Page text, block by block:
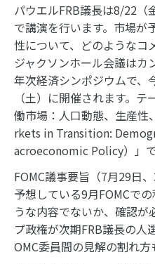
パウエルFRB議長は8/22（
で講演を行います。市場が
性について、どのようなコ
ジャクソンホール会議はカ
年次経済シンポジウムで、
（土）に開催されます。
働市場：人口動態、生産性
rkets in Transition:
acroeconomic Policy）」で
FOMC議事要旨（7月29日
予想している9月FOMCで
うな内容でないか、確認
プ政権が次期FRB議長の人
OMC委員間の見解の割れ方